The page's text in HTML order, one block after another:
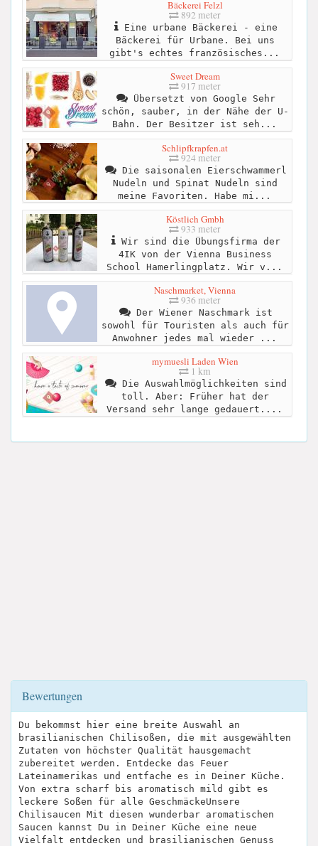
Bäckerei Felzl
892 meter
Eine urbane Bäckerei - eine
Bäckerei für Urbane. Bei uns
gibt's echtes französisches...
Sweet Dream
917 meter
Übersetzt von Google Sehr
schön, sauber, in der Nähe der U-
Bahn. Der Besitzer ist seh...
Schlipfkrapfen.at
924 meter
Die saisonalen Eierschwammerl
Nudeln und Spinat Nudeln sind
meine Favoriten. Habe mi...
Köstlich Gmbh
933 meter
Wir sind die Übungsfirma der
4IK von der Vienna Business
School Hamerlingplatz. Wir v...
Naschmarket, Vienna
936 meter
Der Wiener Naschmark ist
sowohl für Touristen als auch für
Anwohner jedes mal wieder ...
mymuesli Laden Wien
1 km
Die Auswahlmöglichkeiten sind
toll. Aber: Früher hat der
Versand sehr lange gedauert....
Bewertungen
Du bekommst hier eine breite Auswahl an
brasilianischen Chilisoßen, die mit ausgewählten
Zutaten von höchster Qualität hausgemacht
zubereitet werden. Entdecke das Feuer
Lateinamerikas und entfache es in Deiner Küche.
Von extra scharf bis aromatisch mild gibt es
leckere Soßen für alle GeschmäckeUnsere
Chilisaucen Mit diesen wunderbar aromatischen
Saucen kannst Du in Deiner Küche eine neue
Vielfalt entdecken und brasilianischen Genuss